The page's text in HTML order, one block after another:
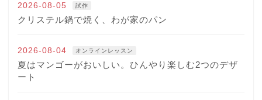
2026-08-05 試作
クリステル鍋で焼く、わが家のパン
2026-08-04 オンラインレッスン
夏はマンゴーがおいしい。ひんやり楽しむ2つのデザ
ート